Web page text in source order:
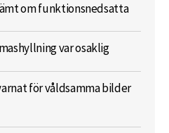
om funktionsnedsatta
var osaklig
för våldsamma bilder